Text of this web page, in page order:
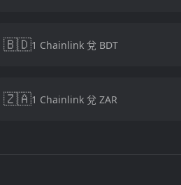
🇧🇩1 Chainlink 兌 BDT
🇿🇦1 Chainlink 兌 ZAR